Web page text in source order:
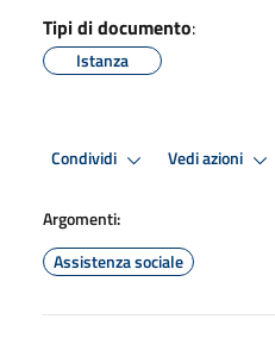
Tipi di documento:
Istanza
Condividi Vedi azioni
Argomenti:
Assistenza sociale